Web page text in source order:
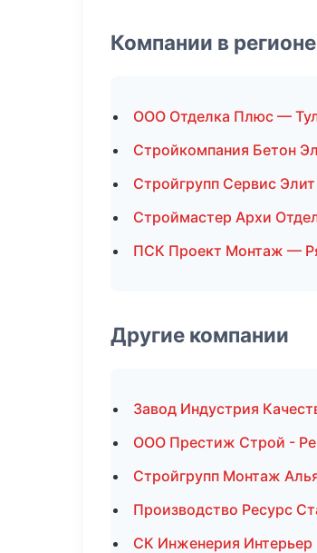
Компании в
ООО Отделка Плюс —
Стройкомпания Бетон
Стройгрупп Сервис
Строймастер Архи
ПСК Проект Монтаж —
Другие компании
Завод Индустрия
ООО Престиж Строй -
Стройгрупп Монтаж
Производство Ресурс
СК Инженерия Интерьер